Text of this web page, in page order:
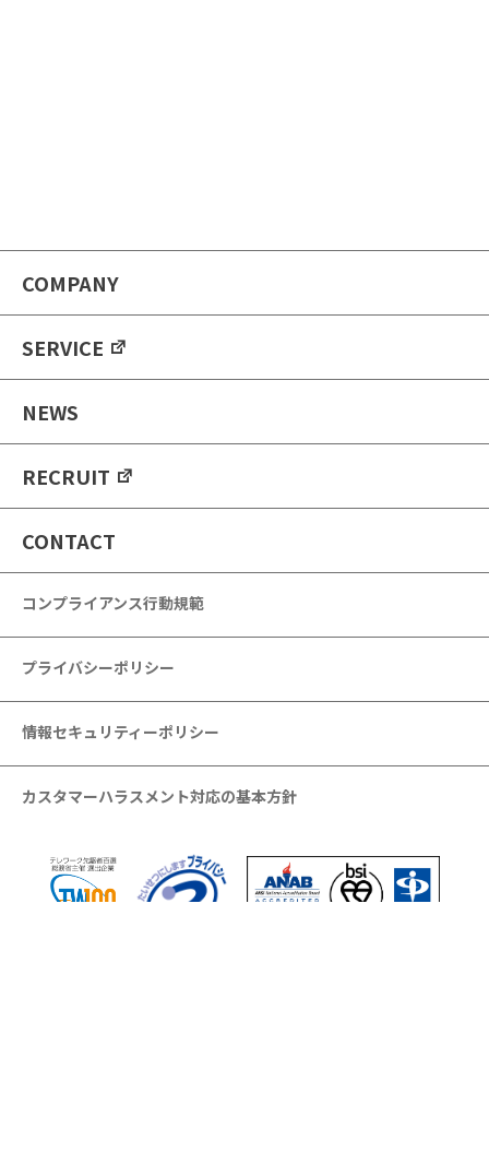
COMPANY
SERVICE
NEWS
RECRUIT
CONTACT
コンプライアンス行動規範
プライバシーポリシー
情報セキュリティーポリシー
カスタマーハラスメント対応の基本方針